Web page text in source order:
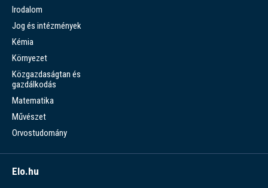
Irodalom
Jog és intézmények
Kémia
Környezet
Közgazdaságtan és
gazdálkodás
Matematika
Művészet
Orvostudomány
Elo.hu